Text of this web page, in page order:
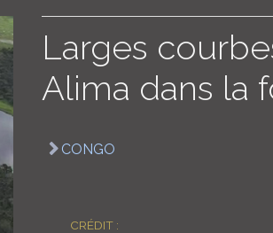
Larges
Alima dans la
CONGO
CRÉDIT :